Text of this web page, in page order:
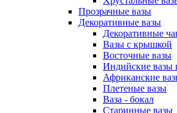
Прозрачные вазы
Декоративные вазы
Декоративные
Вазы с крышкой
Восточные вазы
Индийские вазы
Африканские
Плетеные вазы
Ваза - бокал
Старинные вазы